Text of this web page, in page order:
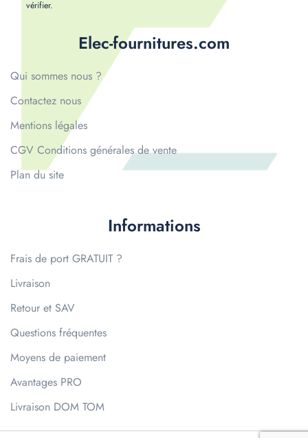
Elec-fournitures.com
Qui sommes nous ?
Contactez nous
Mentions légales
CGV Conditions générales de vente
Plan du site
Informations
Frais de port GRATUIT ?
Livraison
Retour et SAV
Questions fréquentes
Moyens de paiement
Avantages PRO
Livraison DOM TOM
vérifier.